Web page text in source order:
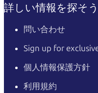
詳しい情報を探そう
問い合わせ
Sign up for
個人情報保護方針
利用規約